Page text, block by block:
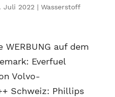
Juli 2022 | Wasserstoff
WERBUNG auf dem
Everfuel
Volvo-
Schweiz: Phillips